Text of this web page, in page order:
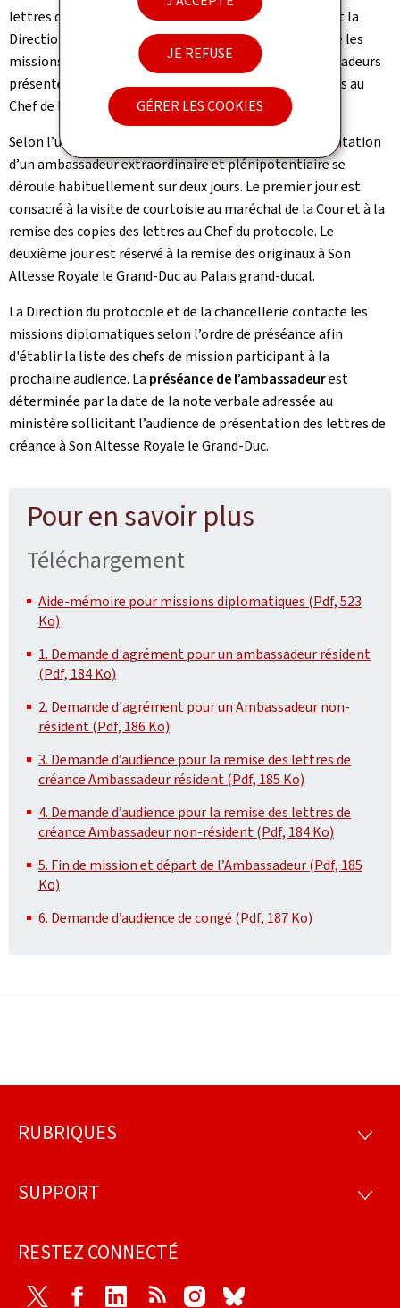
JE REFUSE
GÉRER LES COOKIES
lettres de créance à Son Altesse Royale le Grand-Duc et la
Direction du protocole et de la chancellerie en informe les
missions diplomatiques. À cette occasion, cinq ambassadeurs
présentent généralement successivement leurs lettres au
Chef de l'État, chacun lors d’uneaudience séparée
Selon l’usage au Grand-Duché de Luxembourg, l’accréditation
d’un ambassadeur extraordinaire et plénipotentiaire se
déroule habituellement sur deux jours. Le premier jour est
consacré à la visite de courtoisie au maréchal de la Cour et à la
remise des copies des lettres au Chef du protocole. Le
deuxième jour est réservé à la remise des originaux à Son
Altesse Royale le Grand-Duc au Palais grand-ducal.
La Direction du protocole et de la chancellerie contacte les
missions diplomatiques selon l’ordre de préséance afin
d'établir la liste des chefs de mission participant à la
prochaine audience. La préséance de l’ambassadeurest
déterminée par la date de la note verbale adressée au
ministère sollicitant l’audience de présentation des lettres de
créance à Son Altesse Royale le Grand-Duc.
Pour en savoir plus
Téléchargement
Aide-mémoire pour missions diplomatiques (Pdf, 523
Ko)
1. Demande d'agrément pour un ambassadeur résident
(Pdf, 184 Ko)
2. Demande d'agrément pour un Ambassadeur non-
résident (Pdf, 186 Ko)
3. Demande d’audience pour la remise des lettres de
créance Ambassadeur résident (Pdf, 185 Ko)
4. Demande d’audience pour la remise des lettres de
créance Ambassadeur non-résident (Pdf, 184 Ko)
5. Fin de mission et départ de l’Ambassadeur (Pdf, 185
Ko)
6. Demande d’audience de congé (Pdf, 187 Ko)
Pied
page
RUBRIQUES
SUPPORT
RESTEZ CONNECTÉ
Twitter FacebookLinkedIn RSS Instagram